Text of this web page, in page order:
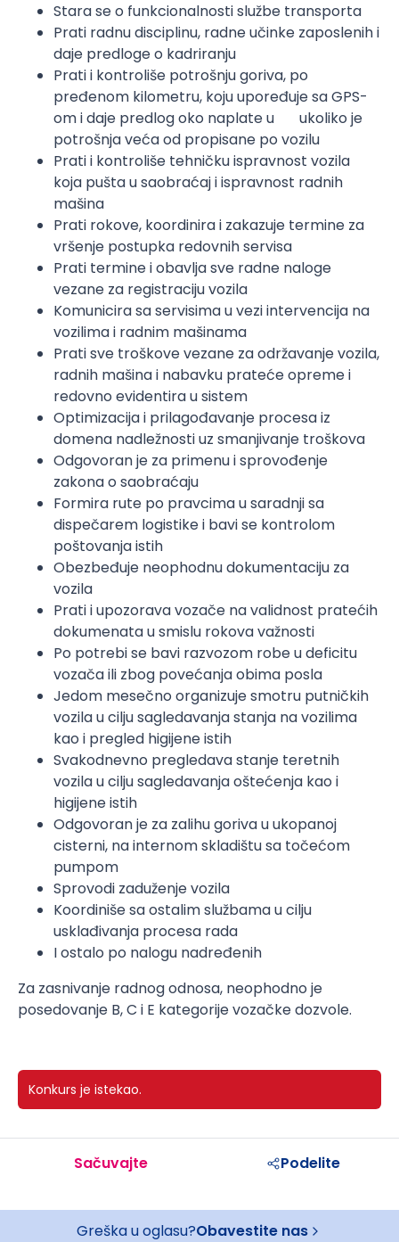
Stara se o funkcionalnosti službe transporta
Prati radnu disciplinu, radne učinke zaposlenih i
daje predloge o kadriranju
Prati i kontroliše potrošnju goriva, po
pređenom kilometru, koju upoređuje sa GPS-
om i daje predlog oko naplate u ukoliko je
potrošnja veća od propisane po vozilu
Prati i kontroliše tehničku ispravnost vozila
koja pušta u saobraćaj i ispravnost radnih
mašina
Prati rokove, koordinira i zakazuje termine za
vršenje postupka redovnih servisa
Prati termine i obavlja sve radne naloge
vezane za registraciju vozila
Komunicira sa servisima u vezi intervencija na
vozilima i radnim mašinama
Prati sve troškove vezane za održavanje vozila,
radnih mašina i nabavku prateće opreme i
redovno evidentira u sistem
Optimizacija i prilagođavanje procesa iz
domena nadležnosti uz smanjivanje troškova
Odgovoran je za primenu i sprovođenje
zakona o saobraćaju
Formira rute po pravcima u saradnji sa
dispečarem logistike i bavi se kontrolom
poštovanja istih
Obezbeđuje neophodnu dokumentaciju za
vozila
Prati i upozorava vozače na validnost pratećih
dokumenata u smislu rokova važnosti
Po potrebi se bavi razvozom robe u deficitu
vozača ili zbog povećanja obima posla
Jedom mesečno organizuje smotru putničkih
vozila u cilju sagledavanja stanja na vozilima
kao i pregled higijene istih
Svakodnevno pregledava stanje teretnih
vozila u cilju sagledavanja oštećenja kao i
higijene istih
Odgovoran je za zalihu goriva u ukopanoj
cisterni, na internom skladištu sa točećom
pumpom
Sprovodi zaduženje vozila
Koordiniše sa ostalim službama u cilju
usklađivanja procesa rada
I ostalo po nalogu nadređenih
Za zasnivanje radnog odnosa, neophodno je
posedovanje B, C i E kategorije vozačke dozvole.
Konkurs je istekao.
Sačuvajte Podelite
Greška u oglasu?Obavestite nas